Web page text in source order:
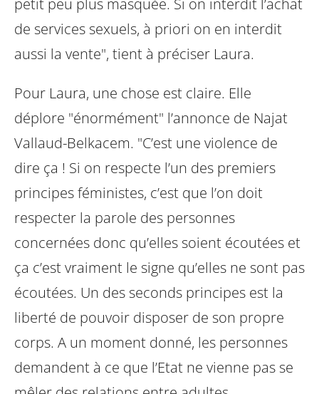
petit peu plus masquée. Si on interdit l’achat
de services sexuels, à priori on en interdit
aussi la vente", tient à préciser Laura.
Pour Laura, une chose est claire. Elle
déplore "énormément" l’annonce de Najat
Vallaud-Belkacem. "C’est une violence de
dire ça ! Si on respecte l’un des premiers
principes féministes, c’est que l’on doit
respecter la parole des personnes
concernées donc qu’elles soient écoutées et
ça c’est vraiment le signe qu’elles ne sont pas
écoutées. Un des seconds principes est la
liberté de pouvoir disposer de son propre
corps. A un moment donné, les personnes
demandent à ce que l’Etat ne vienne pas se